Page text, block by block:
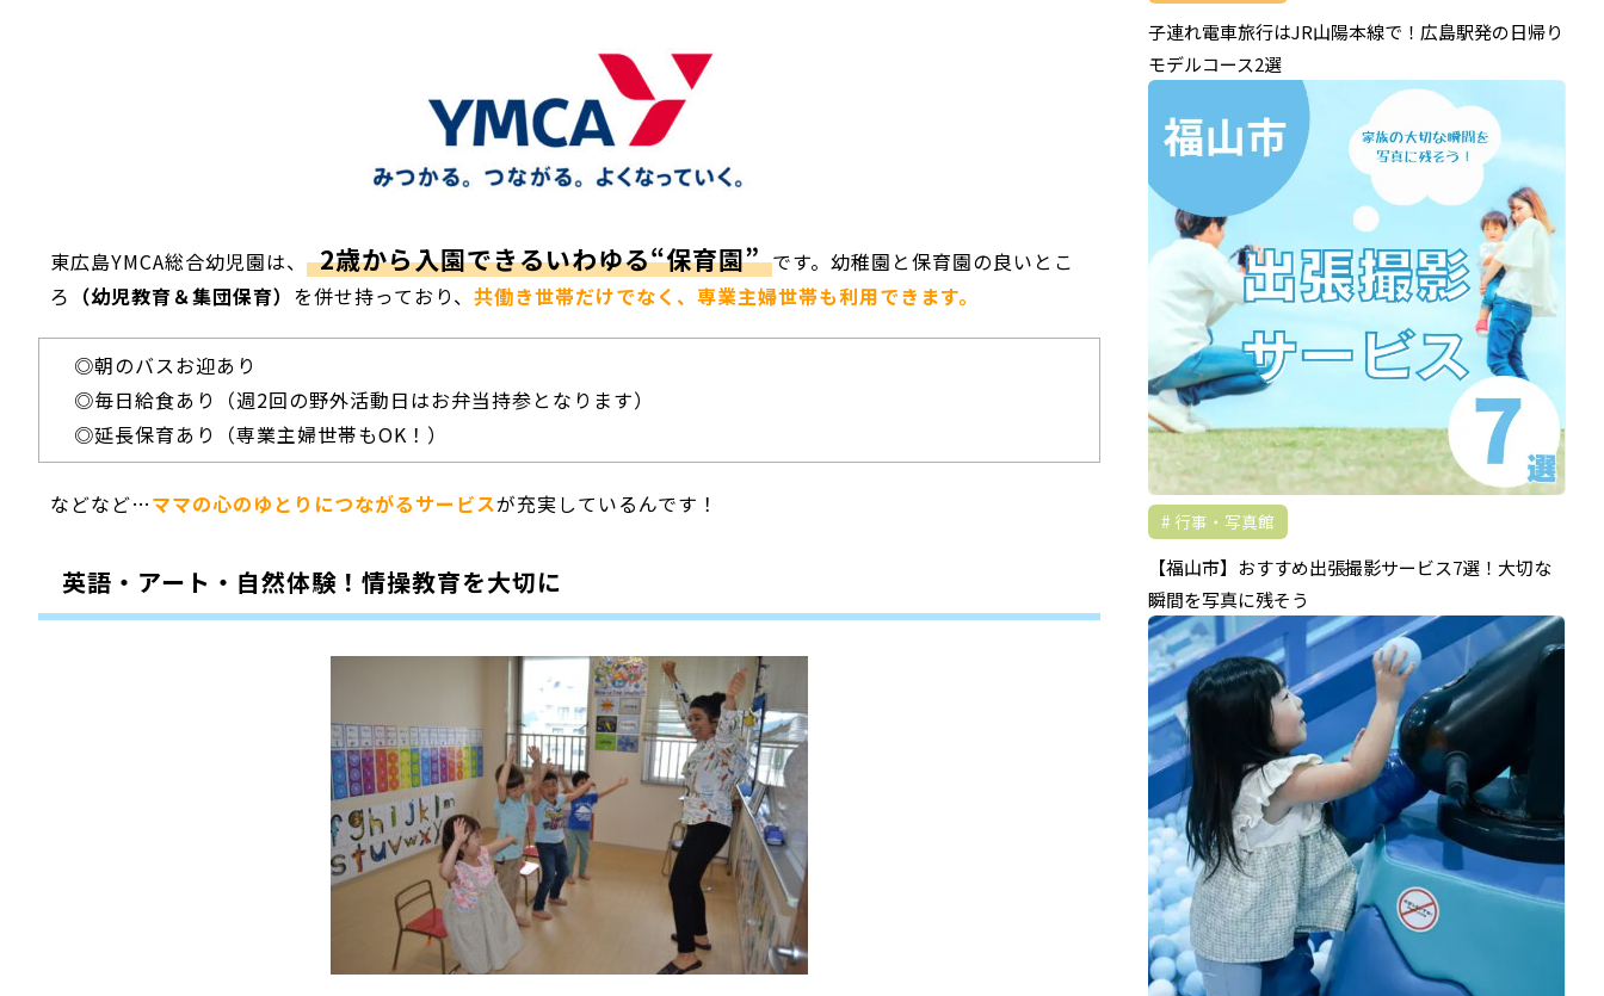
東広島YMCA総合幼児園は、 2歳から入園できるいわゆる“保育園” です。幼稚園と保育園の良いとこ
ろ （幼児教育＆集団保育） を併せ持っており、 共働き世帯だけでなく、専業主婦世帯も利用できます。
◎朝のバスお迎あり
◎毎日給食あり（週2回の野外活動日はお弁当持参となります）
◎延長保育あり（専業主婦世帯もOK！）
などなど…ママの心のゆとりにつながるサービスが充実しているんです！
英語・アート・自然体験！情操教育を大切に
子連れ電車旅行はJR山陽本線で！広島駅発の日帰り
モデルコース2選
行事・写真館
【福山市】おすすめ出張撮影サービス7選！大切な
瞬間を写真に残そう